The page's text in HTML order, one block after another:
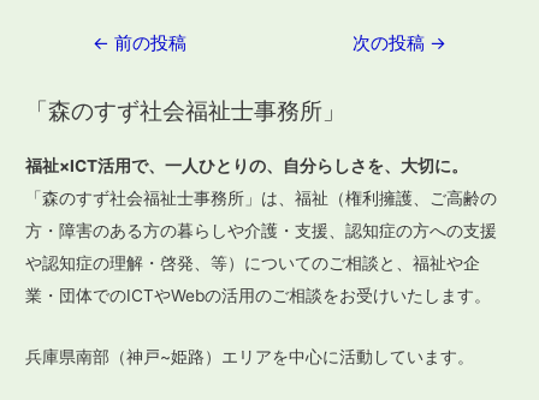
ナ
ビ
ゲ
ー
シ
ョ
ン
← 前の投稿 次の投稿 →
「森のすず社会福祉士事務所」
福祉×ICT活用で、一人ひとりの、自分らしさを、大切に。
「森のすず社会福祉士事務所」は、福祉（権利擁護、ご高齢の
方・障害のある方の暮らしや介護・支援、認知症の方への支援
や認知症の理解・啓発、等）についてのご相談と、福祉や企
業・団体でのICTやWebの活用のご相談をお受けいたします。
兵庫県南部（神戸~姫路）エリアを中心に活動しています。